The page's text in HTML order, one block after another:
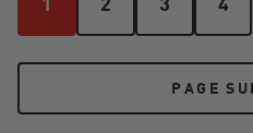
1 2 3 4
PAGE
PAGE